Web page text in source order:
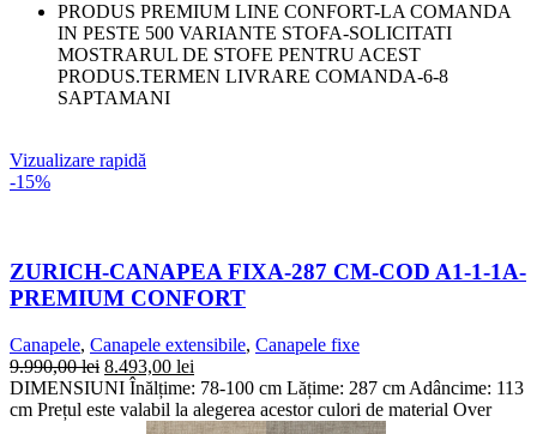
PRODUS PREMIUM LINE CONFORT-LA COMANDA
IN PESTE 500 VARIANTE STOFA-SOLICITATI
MOSTRARUL DE STOFE PENTRU ACEST
PRODUS.TERMEN LIVRARE COMANDA-6-8
SAPTAMANI
Vizualizare rapidă
-15%
ZURICH-CANAPEA FIXA-287 CM-COD A1-1-1A-
PREMIUM CONFORT
Canapele, Canapele extensibile, Canapele fixe
9.990,00lei 8.493,00 lei
DIMENSIUNI Înălțime: 78-100 cm Lățime: 287 cm Adâncime: 113
cm Prețul este valabil la alegerea acestor culori de material Over